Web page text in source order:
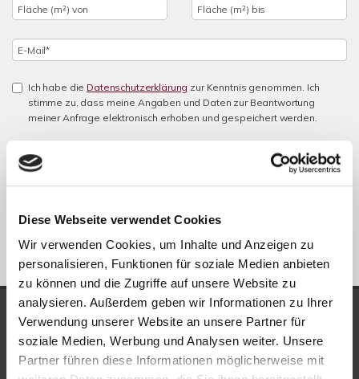
Diese Webseite verwendet Cookies
Wir verwenden Cookies, um Inhalte und Anzeigen zu
personalisieren, Funktionen für soziale Medien anbieten
zu können und die Zugriffe auf unsere Website zu
analysieren. Außerdem geben wir Informationen zu Ihrer
Verwendung unserer Website an unsere Partner für
soziale Medien, Werbung und Analysen weiter. Unsere
Partner führen diese Informationen möglicherweise mit
Ich habe die Datenschutzerklärung zur Kenntnis genommen. Ich
stimme zu, dass meine Angaben und Daten zur Beantwortung
meiner Anfrage elektronisch erhoben und gespeichert werden.
Mail an info@new-place-immobilien.com widerrufen. *
* Pflichtfelder
Absenden
UNSERE AUSZEICHNUNGEN